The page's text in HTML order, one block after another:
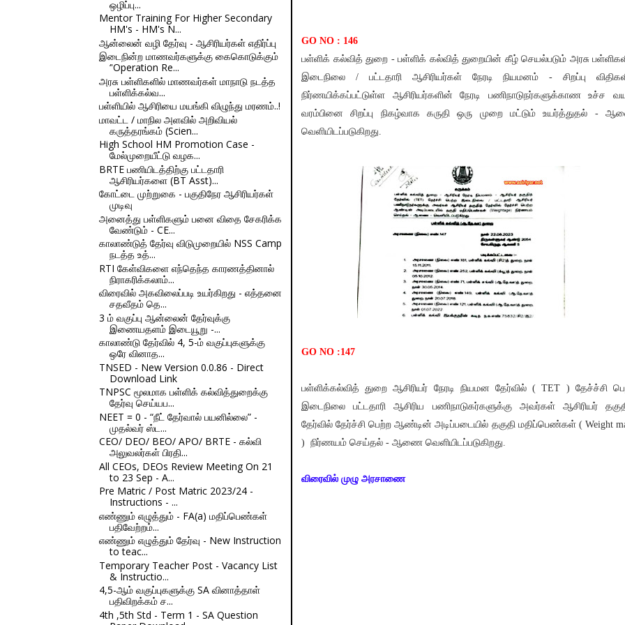
ஒழிப்பு...
Mentor Training For Higher Secondary
HM's - HM's N...
ஆன்லைன் வழி தேர்வு - ஆசிரியர்கள் எதிர்ப்பு
இடைநின்ற மாணவர்களுக்கு கைகொடுக்கும்
‘'Operation Re...
அரசு பள்ளிகளில் மாணவர்கள் மாநாடு நடத்த
பள்ளிக்கல்வ...
பள்ளியில் ஆசிரியை மயங்கி விழுந்து மரணம்..!
மாவட்ட / மாநில அளவில் அறிவியல்
கருத்தரங்கம் (Scien...
High School HM Promotion Case -
மேல்முறையீட்டு வழக...
BRTE பணியிடத்திற்கு பட்டதாரி
ஆசிரியர்களை (BT Asst)...
கோட்டை முற்றுகை - பகுதிநேர ஆசிரியர்கள்
முடிவு
அனைத்து பள்ளிகளும் பனை விதை சேகரிக்க
வேண்டும் - CE...
காலாண்டுத் தேர்வு விடுமுறையில் NSS Camp
நடத்த உத்...
RTI கேள்விகளை எந்தெந்த காரணத்தினால்
நிராகரிக்கலாம்...
விரைவில் அகவிலைப்படி உயர்கிறது - எத்தனை
சதவீதம் தெ...
3 ம் வகுப்பு ஆன்லைன் தேர்வுக்கு
இணையதளம் இடையூறு -...
காலாண்டு தேர்வில் 4, 5-ம் வகுப்புகளுக்கு
ஒரே வினாத...
TNSED - New Version 0.0.86 - Direct
Download Link
TNPSC மூலமாக பள்ளிக் கல்வித்துறைக்கு
தேர்வு செய்யப...
NEET = 0 - “நீட் தேர்வால் பயனில்லை” -
முதல்வர் ஸ்ட...
CEO/ DEO/ BEO/ APO/ BRTE - கல்வி
அலுவலர்கள் பிரதி...
All CEOs, DEOs Review Meeting On 21
to 23 Sep - A...
Pre Matric / Post Matric 2023/24 -
Instructions - ...
எண்ணும் எழுத்தும் - FA(a) மதிப்பெண்கள்
பதிவேற்றம்...
எண்ணும் எழுத்தும் தேர்வு - New Instruction
to teac...
Temporary Teacher Post - Vacancy List
& Instructio...
4,5-ஆம் வகுப்புகளுக்கு SA வினாத்தாள்
பதிவிறக்கம் ச...
4th ,5th Std - Term 1 - SA Question
GO NO : 146
பள்ளிக் கல்வித் துறை - பள்ளிக் கல்வித் துறையின் கீழ் செயல்படும் அரசு
இடைநிலை / பட்டதாரி ஆசிரியர்கள் நேரடி நியமனம் - சிறப்பு
நிர்ணயிக்கப்பட்டுள்ள ஆசிரியர்களின் நேரடி பணிநாடுநர்களுக்காண உச்ச
வரம்பினை சிறப்பு நிகழ்வாக கருதி ஒரு முறை மட்டும் உயர்த்துதல் -
வெளியிடப்படுகிறது.
GO NO :147
பள்ளிக்கல்வித் துறை ஆசிரியர் நேரடி நியமன தேர்வில் ( TET ) தேச்ச்சி
இடைநிலை பட்டதாரி ஆசிரிய பணிநாடுகர்களுக்கு அவர்கள் ஆசிரியர்
தேர்வில் தேர்ச்சி பெற்ற ஆண்டின் அடிப்படையில் தகுதி மதிப்பெண்கள் ( Weight
) நிர்ணயம் செய்தல் - ஆணை வெளியிடப்படுகிறது.
விரைவில் முழு அரசாணை